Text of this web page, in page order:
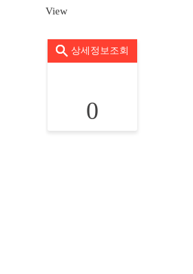
View
상세정보조회
0